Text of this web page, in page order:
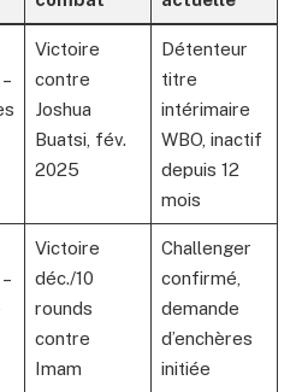
Victoire
contre
Joshua
Buatsi, fév.
2025
Détenteur
titre
intérimaire
WBO, inactif
depuis 12
mois
Victoire
déc./10
rounds
contre
Imam
Challenger
confirmé,
demande
d’enchères
initiée